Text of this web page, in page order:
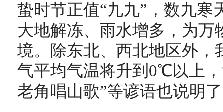
蛰时节正值“九九”，数九寒
大地解冻、雨水增多，为万
境。除东北、西北地区外，
气平均气温将升到0℃以上
老角唱山歌”等谚语也说明